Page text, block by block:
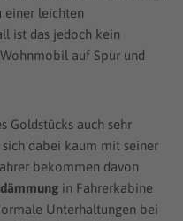
einer leichten
ist das jedoch kein
auf Spur und
Goldstücks auch sehr
dabei kaum mit seiner
bekommen davon
in Fahrerkabine
Unterhaltungen bei